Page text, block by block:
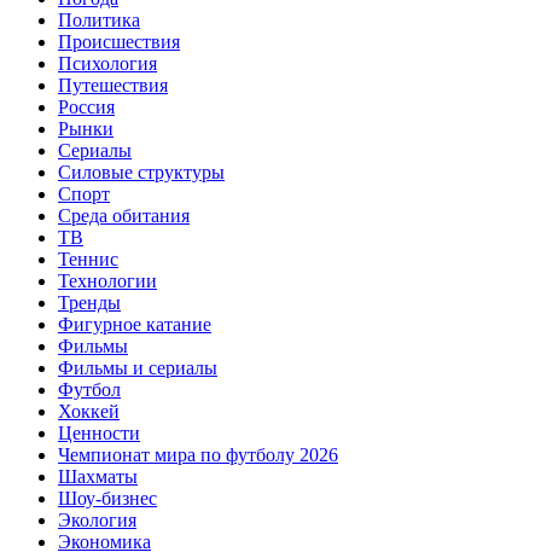
Политика
Происшествия
Психология
Путешествия
Россия
Рынки
Сериалы
Силовые структуры
Спорт
Среда обитания
ТВ
Теннис
Технологии
Тренды
Фигурное катание
Фильмы
Фильмы и сериалы
Футбол
Хоккей
Ценности
Чемпионат мира по футболу 2026
Шахматы
Шоу-бизнес
Экология
Экономика